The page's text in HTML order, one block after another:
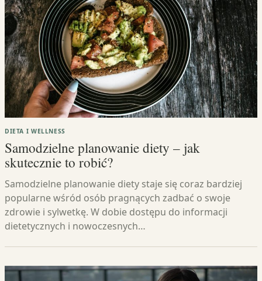
DIETA I WELLNESS
Samodzielne planowanie diety – jak
skutecznie to robić?
Samodzielne planowanie diety staje się coraz bardziej
popularne wśród osób pragnących zadbać o swoje
zdrowie i sylwetkę. W dobie dostępu do informacji
dietetycznych i nowoczesnych…